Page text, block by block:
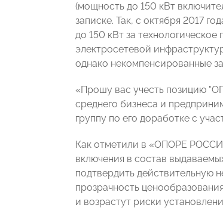
(мощность до 150 кВт
записке. Так, с октября 2017
до 150 кВт за
электросетевой
однако некомпенсированные
«Прошу вас учесть позицию
среднего бизнеса и
группу по его доработке с
Как отметили в «ОПОРЕ
включения в состав
подтвердить действительную
прозрачность
и возрастут риски